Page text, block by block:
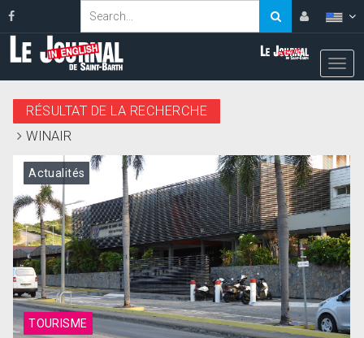
RÉSULTAT DE LA RECHERCHE
WINAIR
TOURISME
Actualités